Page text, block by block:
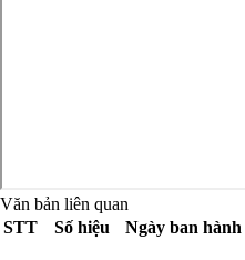
Văn bản liên quan
STT
Số hiệu Ngày ban hành